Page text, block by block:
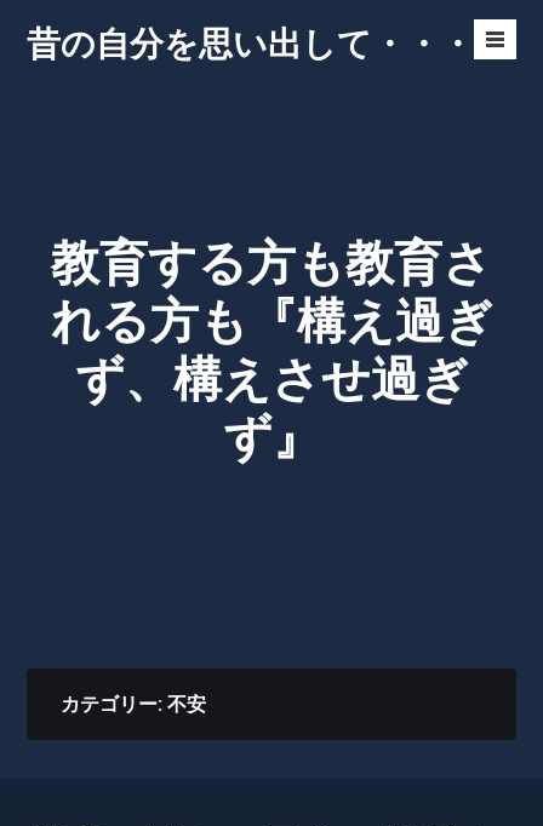
昔の自分を思い出して・・・
Menu
教育する方も教育さ
れる方も『構え過ぎ
ず、構えさせ過ぎ
ず』
カテゴリー:不安